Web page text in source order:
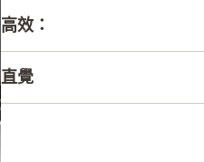
憑藉兩種不同尺寸的電池
隨時執行任何應用，無論您
高效：
您可以使用testo 190非常
直覺